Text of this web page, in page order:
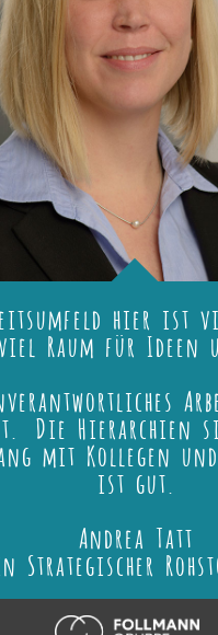
hier ist
Raum für Ideen
Die Hierarchien
mit Kollegen
ist gut.
Andrea Tatt
Strategischer